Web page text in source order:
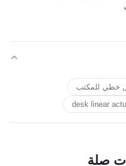
خطي للمكتب
desk linear
صلة